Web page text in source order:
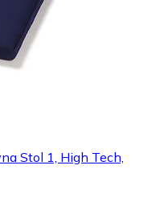
Stol 1, High Tech,